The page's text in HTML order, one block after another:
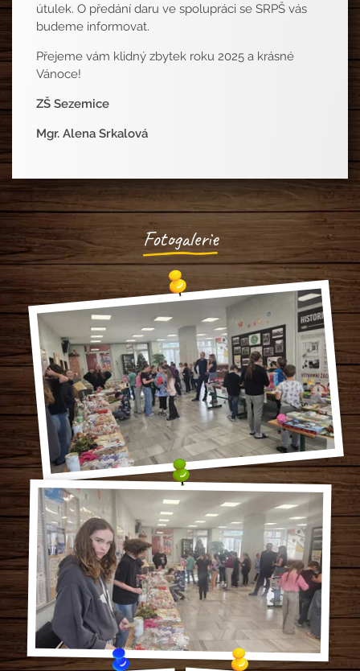
útulek. O předání daru ve spolupráci se SRPŠ vás
budeme informovat.
Přejeme vám klidný zbytek roku 2025 a krásné
Vánoce!
ZŠ Sezemice
Mgr. Alena Srkalová
Fotogalerie